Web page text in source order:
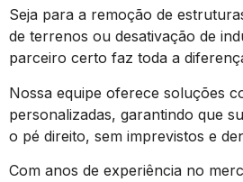
Seja para a remoção de
de terrenos ou desativação de
parceiro certo faz toda a
Nossa equipe oferece soluções
personalizadas, garantindo que
o pé direito, sem imprevistos e
Com anos de experiência no